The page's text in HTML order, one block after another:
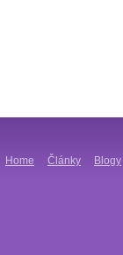
Home Články Blogy